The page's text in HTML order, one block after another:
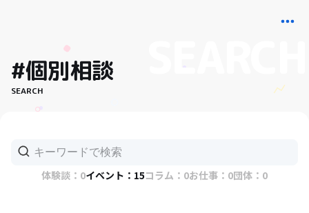
#個別相談
SEARCH
体験談：0イベント：15コラム：0お仕事：0団体：0